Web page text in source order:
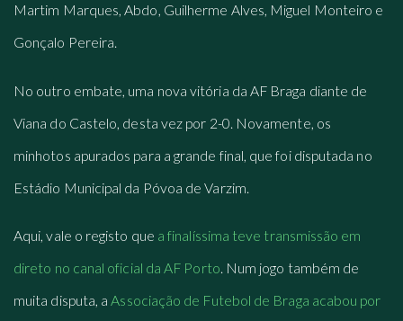
Martim Marques, Abdo, Guilherme Alves, Miguel Monteiro e
Gonçalo Pereira.
No outro embate, uma nova vitória da AF Braga diante de
Viana do Castelo, desta vez por 2-0. Novamente, os
minhotos apurados para a grande final, que foi disputada no
Estádio Municipal da Póvoa de Varzim.
Aqui, vale o registo que a finalíssima teve transmissão em
direto no canal oficial da AF Porto. Num jogo também de
muita disputa, aAssociação de Futebol de Braga acabou por